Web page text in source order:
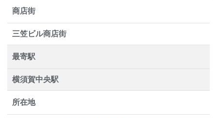
商店街
三笠ビル商店街
最寄駅
横須賀中央駅
所在地